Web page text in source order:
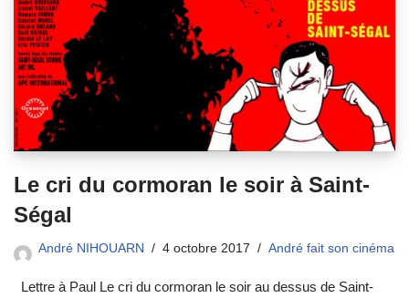
Le cri du cormoran le soir à Saint-
Ségal
André NIHOUARN 4 octobre 2017 André fait son cinéma
Lettre à Paul Le cri du cormoran le soir au dessus de Saint-